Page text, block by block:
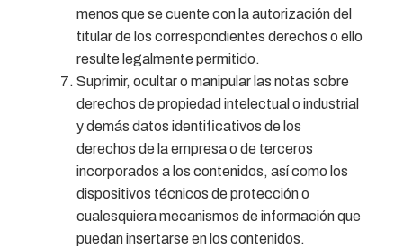
menos que se cuente con la autorización del
titular de los correspondientes derechos o ello
resulte legalmente permitido.
Suprimir, ocultar o manipular las notas sobre
derechos de propiedad intelectual o industrial
y demás datos identificativos de los
derechos de la empresa o de terceros
incorporados a los contenidos, así como los
dispositivos técnicos de protección o
cualesquiera mecanismos de información que
puedan insertarse en los contenidos.